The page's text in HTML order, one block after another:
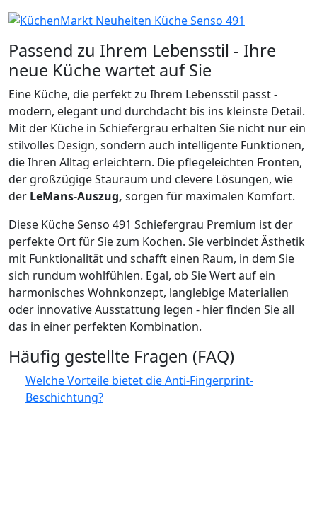
Passend zu Ihrem Lebensstil - Ihre
neue Küche wartet auf Sie
Eine Küche, die perfekt zu Ihrem Lebensstil passt -
modern, elegant und durchdacht bis ins kleinste Detail.
Mit der Küche in Schiefergrau erhalten Sie nicht nur ein
stilvolles Design, sondern auch intelligente Funktionen,
die Ihren Alltag erleichtern. Die pflegeleichten Fronten,
der großzügige Stauraum und clevere Lösungen, wie
der LeMans-Auszug, sorgen für maximalen Komfort.
Diese Küche Senso 491 Schiefergrau Premium ist der
perfekte Ort für Sie zum Kochen. Sie verbindet Ästhetik
mit Funktionalität und schafft einen Raum, in dem Sie
sich rundum wohlfühlen. Egal, ob Sie Wert auf ein
harmonisches Wohnkonzept, langlebige Materialien
oder innovative Ausstattung legen - hier finden Sie all
das in einer perfekten Kombination.
Häufig gestellte Fragen (FAQ)
Welche Vorteile bietet die Anti-Fingerprint-
Beschichtung?